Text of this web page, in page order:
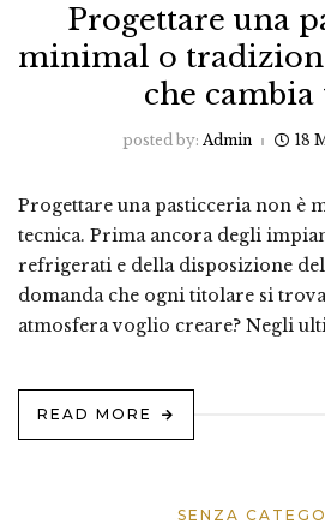
Progettare una
minimal o
che cambia
posted by: Admin 18
Progettare una pasticceria non è
tecnica. Prima ancora degli
refrigerati e della disposizione
domanda che ogni titolare si
atmosfera voglio creare? Negli
READ MORE
SENZA